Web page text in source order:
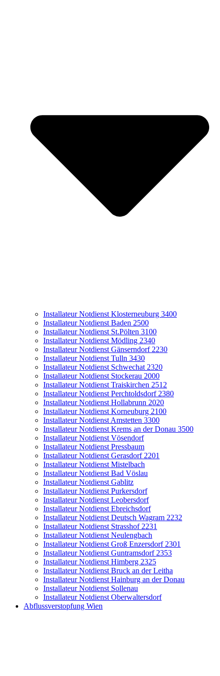
Installateur Notdienst Klosterneuburg 3400
Installateur Notdienst Baden 2500
Installateur Notdienst St.Pölten 3100
Installateur Notdienst Mödling 2340
Installateur Notdienst Gänserndorf 2230
Installateur Notdienst Tulln 3430
Installateur Notdienst Schwechat 2320
Installateur Notdienst Stockerau 2000
Installateur Notdienst Traiskirchen 2512
Installateur Notdienst Perchtoldsdorf 2380
Installateur Notdienst Hollabrunn 2020
Installateur Notdienst Korneuburg 2100
Installateur Notdienst Amstetten 3300
Installateur Notdienst Krems an der Donau 3500
Installateur Notdienst Vösendorf
Installateur Notdienst Pressbaum
Installateur Notdienst Gerasdorf 2201
Installateur Notdienst Mistelbach
Installateur Notdienst Bad Vöslau
Installateur Notdienst Gablitz
Installateur Notdienst Purkersdorf
Installateur Notdienst Leobersdorf
Installateur Notdienst Ebreichsdorf
Installateur Notdienst Deutsch Wagram 2232
Installateur Notdienst Strasshof 2231
Installateur Notdienst Neulengbach
Installateur Notdienst Groß Enzersdorf 2301
Installateur Notdienst Guntramsdorf 2353
Installateur Notdienst Himberg 2325
Installateur Notdienst Bruck an der Leitha
Installateur Notdienst Hainburg an der Donau
Installateur Notdienst Sollenau
Installateur Notdienst Oberwaltersdorf
Abflussverstopfung Wien